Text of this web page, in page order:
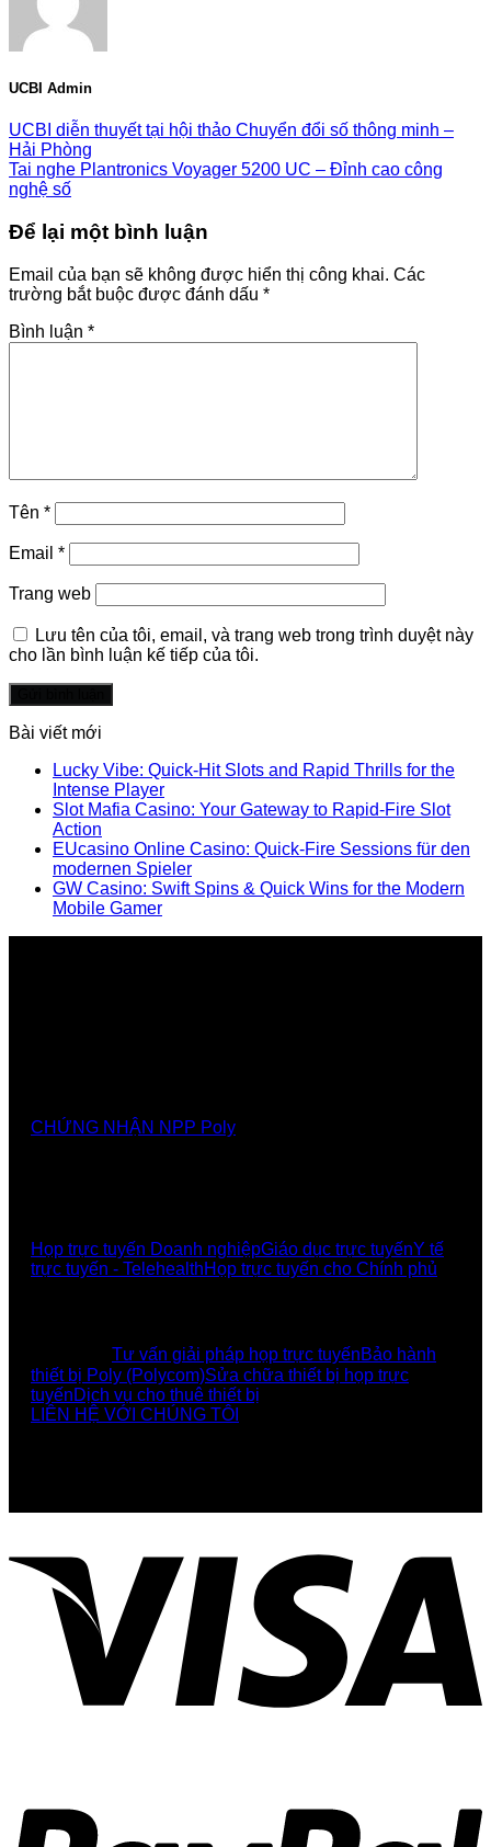
UCBI Admin
UCBI diễn thuyết tại hội thảo Chuyển đổi số thông minh –
Hải Phòng
Tai nghe Plantronics Voyager 5200 UC – Đỉnh cao công
nghệ số
Để lại một bình luận
Email của bạn sẽ không được hiển thị công khai. Các
trường bắt buộc được đánh dấu *
Bình luận *
Tên *
Email *
Trang web
Lưu tên của tôi, email, và trang web trong trình duyệt này
cho lần bình luận kế tiếp của tôi.
Bài viết mới
Lucky Vibe: Quick‑Hit Slots and Rapid Thrills for the
Intense Player
Slot Mafia Casino: Your Gateway to Rapid‑Fire Slot
Action
EUcasino Online Casino: Quick‑Fire Sessions für den
modernen Spieler
GW Casino: Swift Spins & Quick Wins for the Modern
Mobile Gamer
CHỨNG NHẬN NPP Poly
Họp trực tuyến Doanh nghiệpGiáo dục trực tuyếnY tế
trực tuyến - TelehealthHọp trực tuyến cho Chính phủ
Tư vấn giải pháp họp trực tuyếnBảo hành
thiết bị Poly (Polycom)Sửa chữa thiết bị họp trực
tuyếnDịch vụ cho thuê thiết bị
LIÊN HỆ VỚI CHÚNG TÔI